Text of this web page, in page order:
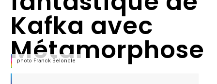
Kafka avec
Métamorphose
photo Franck Beloncle